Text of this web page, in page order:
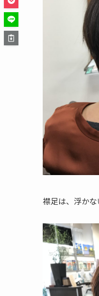
襟足は、浮かな